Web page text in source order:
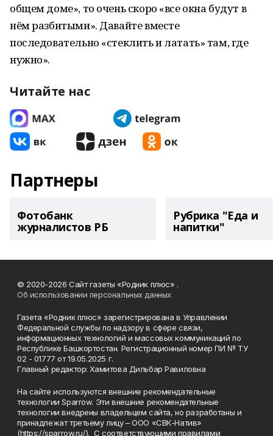
общем доме», то очень скоро «все окна будут в
нём разбитыми». Давайте вместе
последовательно «стеклить и латать» там, где
нужно».
Читайте нас
Партнеры
Фотобанк
журналистов РБ
Рубрика "Еда и
напитки"
© 2020-2026 Сайт газеты «Родник плюс» .
Об использовании персональных данных
Газета «Родник плюс» зарегистрирована в Управлении
Федеральной службы по надзору в сфере связи,
информационных технологий и массовых коммуникаций по
Республике Башкортостан. Регистрационный номер ПИ № ТУ
02 - 01777 от 19.05.2025 г.
Главный редактор: Хамитова Дильбар Равиловна
На сайте используются внешние рекомендательные
технологии Sparrow. Эти внешние рекомендательные
технологии внедрены владельцем сайта, но разработаны и
принадлежат третьему лицу – ООО «СВК-Натив»
(https://sparrow.ru/). С соответствующими правилами